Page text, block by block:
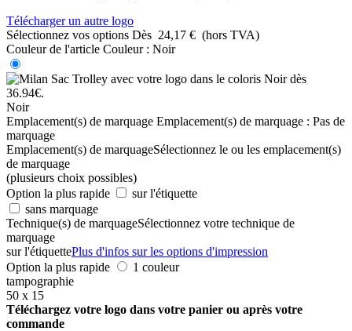
Télécharger un autre logo
Sélectionnez vos options Dès 24,17 € (hors TVA)
Couleur de l'article Couleur : Noir
Noir
Emplacement(s) de marquage Emplacement(s) de marquage : Pas de
marquage
Emplacement(s) de marquageSélectionnez le ou les emplacement(s)
de marquage
(plusieurs choix possibles)
Option la plus rapide
sur l'étiquette
sans marquage
Technique(s) de marquageSélectionnez votre technique de
marquage
sur l'étiquettePlus d'infos sur les options d'impression
Option la plus rapide
1 couleur
tampographie
50 x 15
Téléchargez votre logo dans votre panier ou après votre
commande